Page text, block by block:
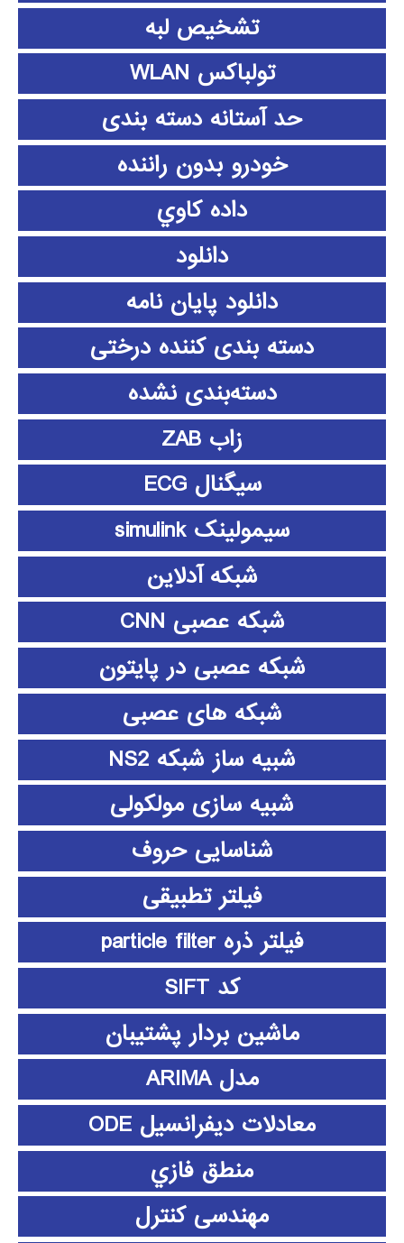
تشخیص لبه
تولباکس WLAN
حد آستانه دسته بندی
خودرو بدون راننده
داده كاوي
دانلود
دانلود پايان نامه
دسته بندی کننده درختی
دسته‌بندی نشده
زاب ZAB
سیگنال ECG
سیمولینک simulink
شبکه آدلاین
شبکه عصبی CNN
شبکه عصبی در پایتون
شبکه های عصبی
شبیه ساز شبکه NS2
شبیه سازی مولکولی
شناسایی حروف
فیلتر تطبیقی
فیلتر ذره particle filter
کد SIFT
ماشین بردار پشتیبان
مدل ARIMA
معادلات دیفرانسیل ODE
منطق فازي
مهندسی کنترل